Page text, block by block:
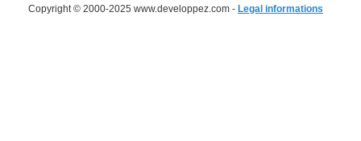
Copyright © 2000-2025 www.developpez.com - Legal informations